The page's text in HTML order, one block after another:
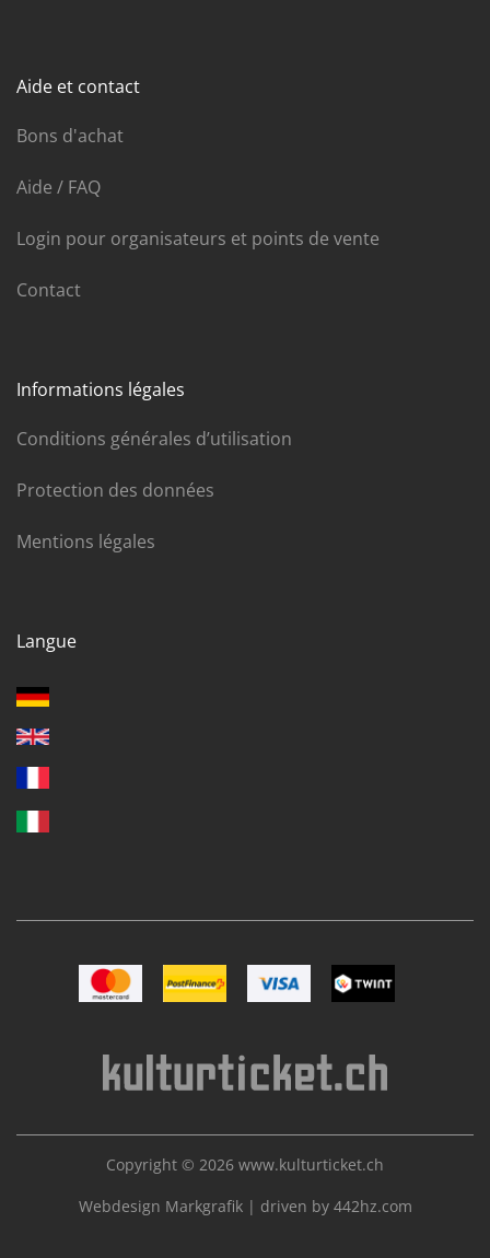
Aide et contact
Bons d'achat
Aide / FAQ
Login pour organisateurs et points de vente
Contact
Informations légales
Conditions générales d’utilisation
Protection des données
Mentions légales
Langue
Image MastercardImage Postfinance
Image VISAImage TWINT
Copyright © 2026 www.kulturticket.ch
Webdesign Markgrafik | driven by 442hz.com